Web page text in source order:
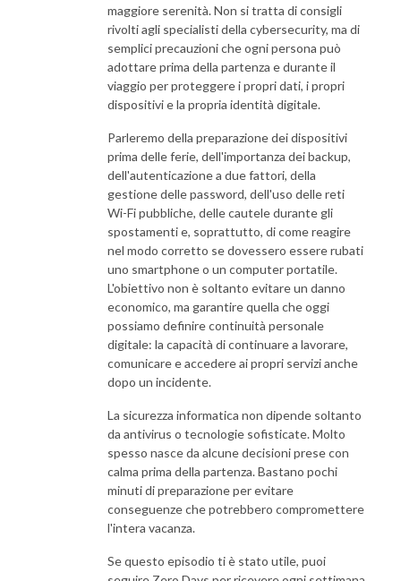
maggiore serenità. Non si tratta di consigli
rivolti agli specialisti della cybersecurity, ma di
semplici precauzioni che ogni persona può
adottare prima della partenza e durante il
viaggio per proteggere i propri dati, i propri
dispositivi e la propria identità digitale.
Parleremo della preparazione dei dispositivi
prima delle ferie, dell'importanza dei backup,
dell'autenticazione a due fattori, della
gestione delle password, dell'uso delle reti
Wi-Fi pubbliche, delle cautele durante gli
spostamenti e, soprattutto, di come reagire
nel modo corretto se dovessero essere rubati
uno smartphone o un computer portatile.
L'obiettivo non è soltanto evitare un danno
economico, ma garantire quella che oggi
possiamo definire continuità personale
digitale: la capacità di continuare a lavorare,
comunicare e accedere ai propri servizi anche
dopo un incidente.
La sicurezza informatica non dipende soltanto
da antivirus o tecnologie sofisticate. Molto
spesso nasce da alcune decisioni prese con
calma prima della partenza. Bastano pochi
minuti di preparazione per evitare
conseguenze che potrebbero compromettere
l'intera vacanza.
Se questo episodio ti è stato utile, puoi